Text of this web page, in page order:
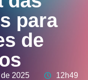
para
de
2025
12h49